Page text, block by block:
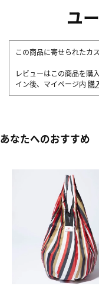
ユ
この商品に寄せられたカ
レビューはこの商品を購
イン後、マイページ内 購
あなたへのおすすめ